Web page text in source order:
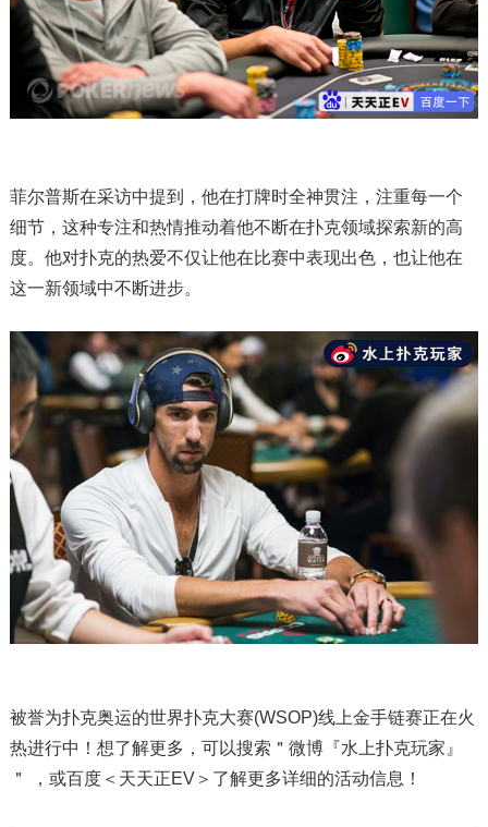
菲尔普斯在采访中提到，他在打牌时全神贯注，注重每一个
细节，这种专注和热情推动着他不断在扑克领域探索新的高
度。他对扑克的热爱不仅让他在比赛中表现出色，也让他在
这一新领域中不断进步。
被誉为扑克奥运的世界扑克大赛(WSOP)线上金手链赛正在火
热进行中！想了解更多，可以搜索＂微博『水上扑克玩家』
＂ ，或百度＜天天正EV＞了解更多详细的活动信息！